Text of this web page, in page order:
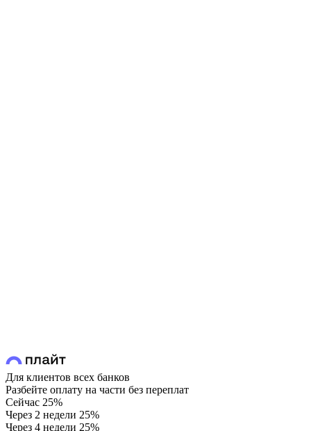
Для клиентов всех банков
Разбейте оплату на части без переплат
Сейчас 25%
Через 2 недели 25%
Через 4 недели 25%